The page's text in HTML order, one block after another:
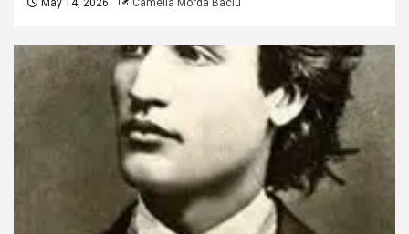
May 14, 2026 Camelia Morda Baciu